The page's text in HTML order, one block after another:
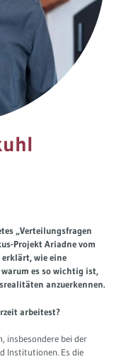
„Verteilungsfragen
Projekt Ariadne vom
wie eine
es so wichtig ist,
anzuerkennen.
arbeitest?
insbesondere bei der
Institutionen. Es die